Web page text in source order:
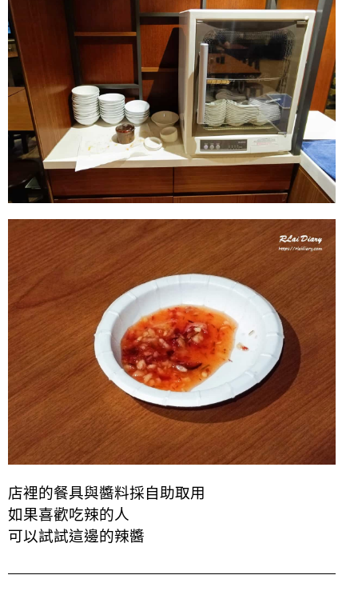
店裡的餐具與醬料採自助取用
如果喜歡吃辣的人
可以試試這邊的辣醬